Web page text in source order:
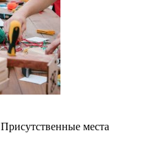
Присутственные места